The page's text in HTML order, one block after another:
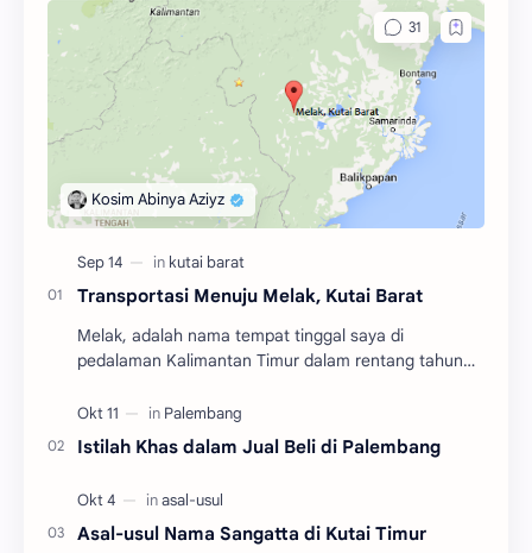
Transportasi Menuju Melak, Kutai Barat
Melak, adalah nama tempat tinggal saya di
pedalaman Kalimantan Timur dalam rentang tahun
kecamatan y…
Istilah Khas dalam Jual Beli di Palembang
Asal-usul Nama Sangatta di Kutai Timur